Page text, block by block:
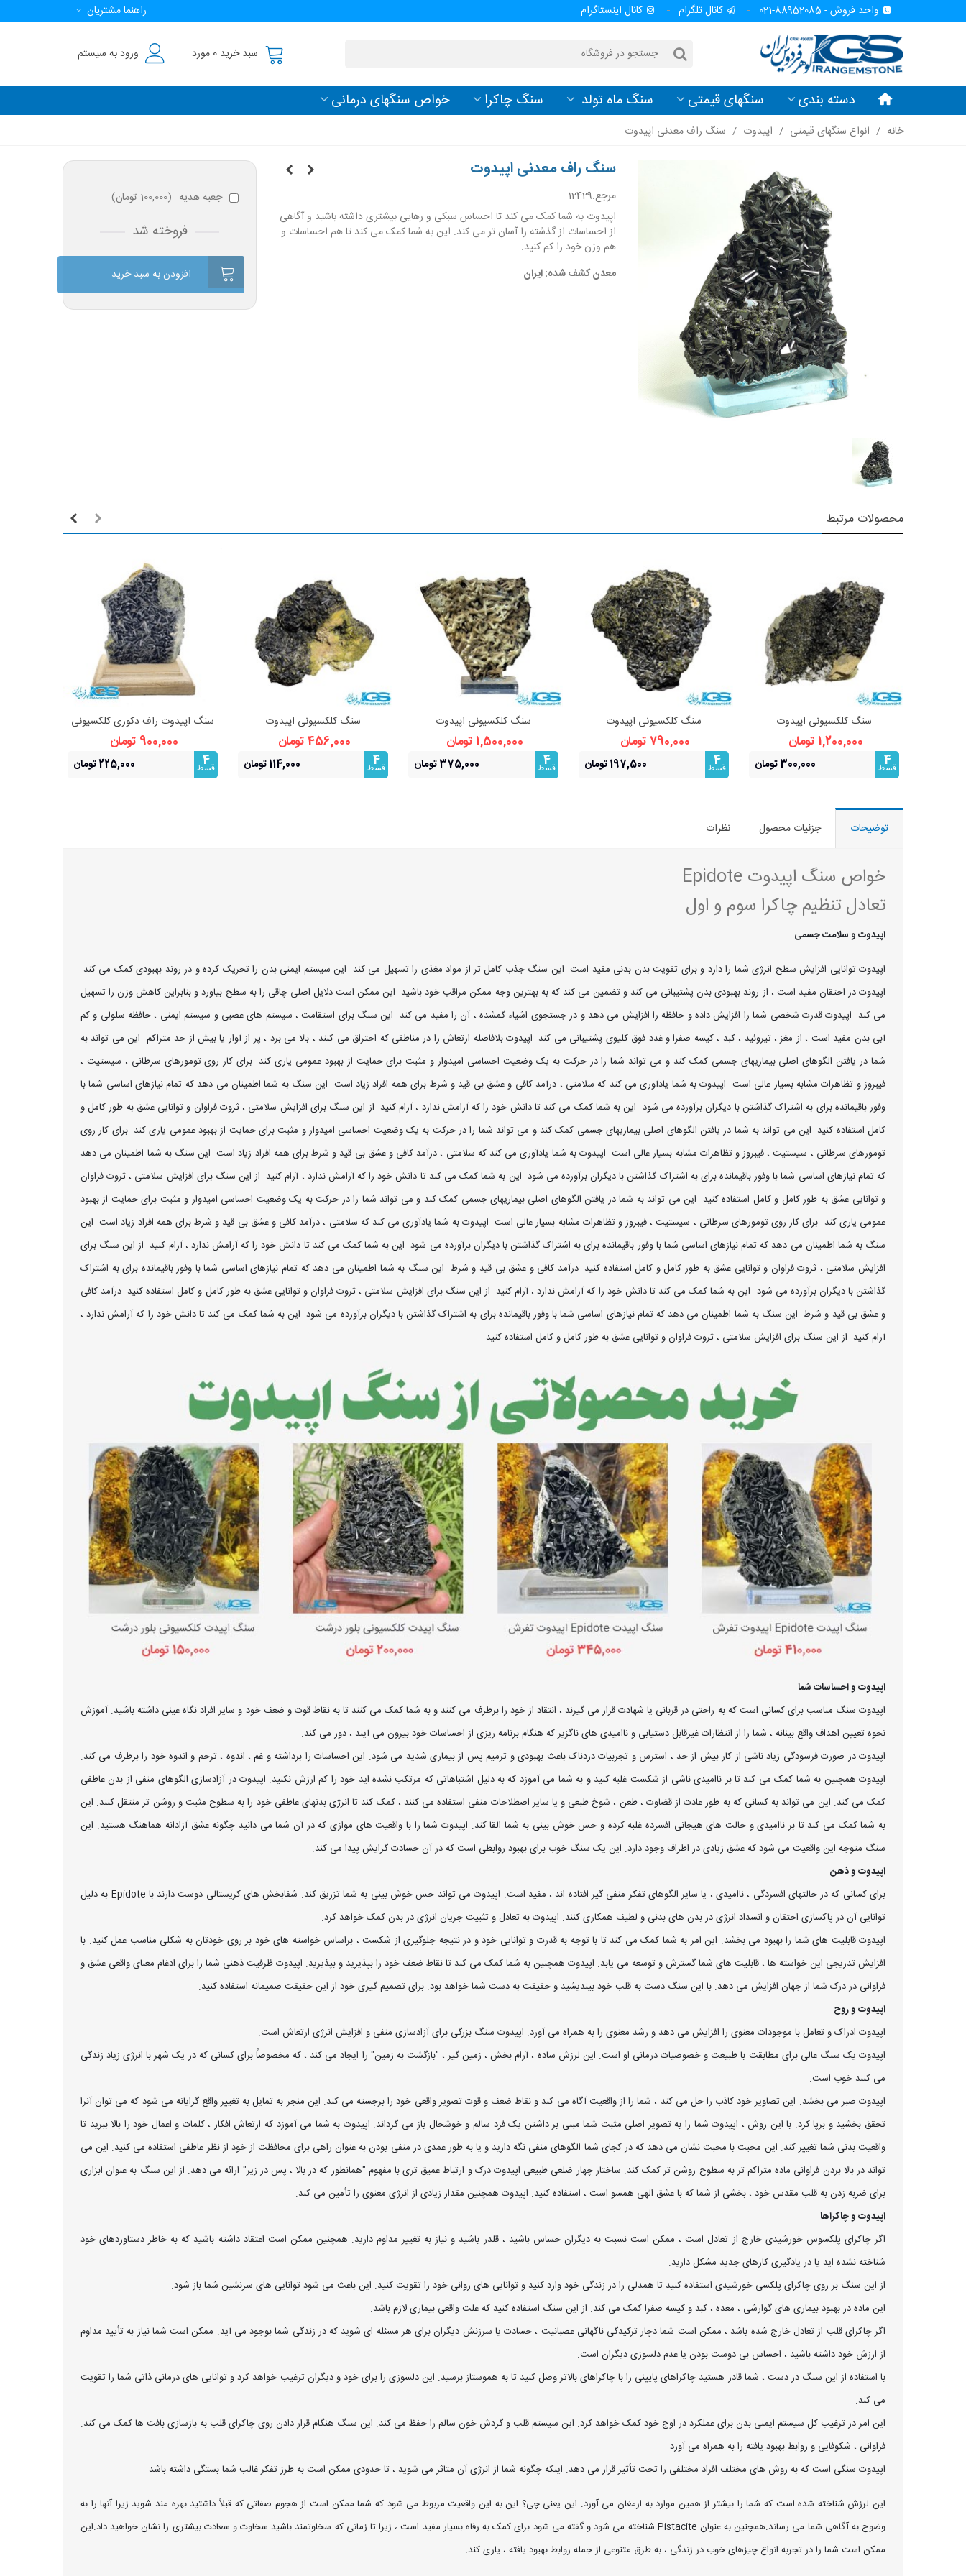
واحد فروش - 88952085-021 کانال تلگرام کانال اینستاگرام راهنما مشتریان
سبد خرید 0 مورد ورود به سیستم
دسته بندی سنگهای قیمتی سنگ ماه تولد سنگ چاکرا خواص سنگهای درمانی
خانه / انواع سنگهای قیمتی / اپیدوت / سنگ راف معدنی اپیدوت
سنگ راف معدنی اپیدوت
مرجع:12429
اپیدوت به شما کمک می کند تا احساس سبکی و رهایی بیشتری داشته باشید و آگاهی
از احساسات از گذشته را آسان تر می کند. این به شما کمک می کند تا هم احساسات و
هم وزن خود را کم کنید.
معدن کشف شده: ایران
جعبه هدیه (100,000 تومان )
فروخته شد
افزودن به سبد خرید
محصولات مرتبط
مشاهده بیشتر
سنگ کلکسیونی اپیدوت
1,200,000 تومان
4
قسط 300,000 تومان
مشاهده بیشتر
سنگ کلکسیونی اپیدوت
790,000 تومان
4
قسط 197,500 تومان
مشاهده بیشتر
سنگ کلکسیونی اپیدوت
1,500,000 تومان
4
قسط 375,000 تومان
مشاهده بیشتر
سنگ کلکسیونی اپیدوت
456,000 تومان
4
قسط 114,000 تومان
مشاهده بیشتر
سنگ اپیدوت راف دکوری کلکسیونی
900,000 تومان
4
قسط 225,000 تومان
توضیحات جزئیات محصول نظرات
خواص سنگ اپیدوت Epidote
تعادل تنظیم چاکرا سوم و اول
اپیدوت و سلامت جسمی
اپیدوت توانایی افزایش سطح انرژی شما را دارد و برای تقویت بدن بدنی مفید است. این سنگ جذب کامل تر از مواد مغذی را تسهیل می کند. این سیستم ایمنی بدن را تحریک کرده و در روند بهبودی کمک می کند.
اپیدوت در احتقان مفید است ، از روند بهبودی بدن پشتیبانی می کند و تضمین می کند که به بهترین وجه ممکن مراقب خود باشید. این ممکن است دلایل اصلی چاقی را به سطح بیاورد و بنابراین کاهش وزن را تسهیل
می کند. اپیدوت قدرت شخصی شما را افزایش داده و حافظه را افزایش می دهد و در جستجوی اشیاء گمشده ، آن را مفید می کند. این سنگ برای استقامت ، سیستم های عصبی و سیستم ایمنی ، حافظه سلولی و کم
آبی بدن مفید است ، از مغز ، تیروئید ، کبد ، کیسه صفرا و غدد فوق کلیوی پشتیبانی می کند. اپیدوت بلافاصله ارتعاش را در مناطقی که احتراق می کنند ، بالا می برد ، پر از آوار یا بیش از حد متراکم. این می تواند به
شما در یافتن الگوهای اصلی بیماریهای جسمی کمک کند و می تواند شما را در حرکت به یک وضعیت احساسی امیدوار و مثبت برای حمایت از بهبود عمومی یاری کند. برای کار روی تومورهای سرطانی ، سیستیت ،
فیبروز و تظاهرات مشابه بسیار عالی است. اپیدوت به شما یادآوری می کند که سلامتی ، درآمد کافی و عشق بی قید و شرط برای همه افراد زیاد است. این سنگ به شما اطمینان می دهد که تمام نیازهای اساسی شما با
وفور باقیمانده برای به اشتراک گذاشتن با دیگران برآورده می شود. این به شما کمک می کند تا دانش خود را که آرامش ندارد ، آرام کنید. از این سنگ برای افزایش سلامتی ، ثروت فراوان و توانایی عشق به طور کامل و
کامل استفاده کنید. این می تواند به شما در یافتن الگوهای اصلی بیماریهای جسمی کمک کند و می تواند شما را در حرکت به یک وضعیت احساسی امیدوار و مثبت برای حمایت از بهبود عمومی یاری کند. برای کار روی
تومورهای سرطانی ، سیستیت ، فیبروز و تظاهرات مشابه بسیار عالی است. اپیدوت به شما یادآوری می کند که سلامتی ، درآمد کافی و عشق بی قید و شرط برای همه افراد زیاد است. این سنگ به شما اطمینان می دهد
که تمام نیازهای اساسی شما با وفور باقیمانده برای به اشتراک گذاشتن با دیگران برآورده می شود. این به شما کمک می کند تا دانش خود را که آرامش ندارد ، آرام کنید. از این سنگ برای افزایش سلامتی ، ثروت فراوان
و توانایی عشق به طور کامل و کامل استفاده کنید. این می تواند به شما در یافتن الگوهای اصلی بیماریهای جسمی کمک کند و می تواند شما را در حرکت به یک وضعیت احساسی امیدوار و مثبت برای حمایت از بهبود
عمومی یاری کند. برای کار روی تومورهای سرطانی ، سیستیت ، فیبروز و تظاهرات مشابه بسیار عالی است. اپیدوت به شما یادآوری می کند که سلامتی ، درآمد کافی و عشق بی قید و شرط برای همه افراد زیاد است. این
سنگ به شما اطمینان می دهد که تمام نیازهای اساسی شما با وفور باقیمانده برای به اشتراک گذاشتن با دیگران برآورده می شود. این به شما کمک می کند تا دانش خود را که آرامش ندارد ، آرام کنید. از این سنگ برای
افزایش سلامتی ، ثروت فراوان و توانایی عشق به طور کامل و کامل استفاده کنید. درآمد کافی و عشق بی قید و شرط. این سنگ به شما اطمینان می دهد که تمام نیازهای اساسی شما با وفور باقیمانده برای به اشتراک
گذاشتن با دیگران برآورده می شود. این به شما کمک می کند تا دانش خود را که آرامش ندارد ، آرام کنید. از این سنگ برای افزایش سلامتی ، ثروت فراوان و توانایی عشق به طور کامل و کامل استفاده کنید. درآمد کافی
و عشق بی قید و شرط. این سنگ به شما اطمینان می دهد که تمام نیازهای اساسی شما با وفور باقیمانده برای به اشتراک گذاشتن با دیگران برآورده می شود. این به شما کمک می کند تا دانش خود را که آرامش ندارد ،
آرام کنید. از این سنگ برای افزایش سلامتی ، ثروت فراوان و توانایی عشق به طور کامل و کامل استفاده کنید.
اپیدوت و احساسات شما
اپیدوت سنگ مناسب برای کسانی است که به راحتی در قربانی یا شهادت قرار می گیرند ، انتقاد از خود را برطرف می کنند و به شما کمک می کنند تا به نقاط قوت و ضعف خود و سایر افراد نگاه عینی داشته باشید. آموزش
نحوه تعیین اهداف واقع بینانه ، شما را از انتظارات غیرقابل دستیابی و ناامیدی های ناگزیر که هنگام برنامه ریزی از احساسات خود بیرون می آیند ، دور می کند.
اپیدوت در صورت فرسودگی زیاد ناشی از کار بیش از حد ، استرس و تجربیات دردناک باعث بهبودی و ترمیم پس از بیماری شدید می شود. این احساسات را برداشته و غم ، اندوه ، ترحم و اندوه خود را برطرف می کند.
اپیدوت همچنین به شما کمک می کند تا بر ناامیدی ناشی از شکست غلبه کنید و به شما می آموزد که به دلیل اشتباهاتی که مرتکب نشده اید خود را کم ارزش نکنید. اپیدوت در آزادسازی الگوهای منفی از بدن عاطفی
کمک می کند. این می تواند به کسانی که به طور عادت از قضاوت ، طعن ، شوخ طبعی و یا سایر اصطلاحات منفی استفاده می کنند ، کمک کند تا انرژی بدنهای عاطفی خود را به سطوح مثبت و روشن تر منتقل کنند. این
به شما کمک می کند تا بر ناامیدی و حالت های هیجانی افسرده غلبه کرده و حس خوش بینی به شما القا کند. اپیدوت شما را با واقعیت های موازی که در آن شما می دانید چگونه عشق آزادانه هماهنگ هستید. این
سنگ متوجه این واقعیت می شود که عشق زیادی در اطراف وجود دارد. این یک سنگ خوب برای بهبود روابطی است که در آن حسادت گرایش پیدا می کند.
اپیدوت و ذهن
برای کسانی که در حالتهای افسردگی ، ناامیدی ، یا سایر الگوهای تفکر منفی گیر افتاده اند ، مفید است. اپیدوت می تواند حس خوش بینی به شما تزریق کند. شفابخش های کریستالی دوست دارند با Epidote به دلیل
توانایی آن در پاکسازی احتقان و انسداد انرژی در بدن های بدنی و لطیف همکاری کنند. اپیدوت به تعادل و تثبیت جریان انرژی در بدن کمک خواهد کرد.
اپیدوت قابلیت های شما را بهبود می بخشد. این امر به شما کمک می کند تا با توجه به قدرت و توانایی خود و در نتیجه جلوگیری از شکست ، براساس خواسته های خود بر روی خودتان به شکلی مناسب عمل کنید. با
افزایش تدریجی این خواسته ها ، قابلیت های شما گسترش و توسعه می یابد. اپیدوت همچنین به شما کمک می کند تا نقاط ضعف خود را بپذیرید و بپذیرید. اپیدوت ظرفیت ذهنی شما را برای ادغام معنای واقعی عشق و
فراوانی در درک شما از جهان افزایش می دهد. با این سنگ دست به قلب خود بیندیشید و حقیقت به دست شما خواهد بود. برای تصمیم گیری خود از این حقیقت صمیمانه استفاده کنید.
اپیدوت و روح
اپیدوت ادراک و تعامل با موجودات معنوی را افزایش می دهد و رشد معنوی را به همراه می آورد. اپیدوت سنگ بزرگی برای آزادسازی منفی و افزایش انرژی ارتعاش است.
اپیدوت یک سنگ عالی برای مطابقت با طبیعت و خصوصیات درمانی او است. این لرزش ساده ، آرام بخش ، زمین گیر ، "بازگشت به زمین" را ایجاد می کند ، که مخصوصاً برای کسانی که در یک شهر با انرژی زیاد زندگی
می کنند خوب است.
اپیدوت صبر می بخشد. این تصاویر خود کاذب را حل می کند ، شما را از واقعیت آگاه می کند و نقاط ضعف و قوت تصویر واقعی خود را برجسته می کند. این منجر به تمایل به تغییر واقع گرایانه می شود که می توان آنرا
تحقق بخشید و برپا کرد. با این روش ، اپیدوت شما را به تصویر اصلی مثبت شما مبنی بر داشتن یک فرد سالم و خوشحال باز می گرداند. اپیدوت به شما می آموزد که ارتعاش افکار ، کلمات و اعمال خود را بالا ببرید تا
واقعیت بدنی شما تغییر کند. این محبت با محبت نشان می دهد که در کجای شما الگوهای منفی نگه دارید و یا به طور عمدی در منفی بودن به عنوان راهی برای محافظت از خود از نظر عاطفی استفاده می کنید. این می
تواند در بالا بردن فراوانی ماده متراکم تر به سطوح روشن تر کمک کند. ساختار چهار ضلعی طبیعی اپیدوت درک و ارتباط عمیق تری با مفهوم "همانطور که در بالا ، پس در زیر" ارائه می دهد. از این سنگ به عنوان ابزاری
برای ضربه زدن به قلب مقدس خود ، بخشی از شما که با عشق الهی همسو است ، استفاده کنید. اپیدوت همچنین مقدار زیادی از انرژی معنوی را تأمین می کند.
اپیدوت و چاکراها
اگر چاکرای پلکسوس خورشیدی خارج از تعادل است ، ممکن است نسبت به دیگران حساس باشید ، قلدر باشید و نیاز به تغییر مداوم دارید. همچنین ممکن است اعتقاد داشته باشید که به خاطر دستاوردهای خود
شناخته نشده اید یا در یادگیری کارهای جدید مشکل دارید.
از این سنگ بر روی چاکرای پلکسی خورشیدی استفاده کنید تا همدلی را در زندگی خود وارد کنید و توانایی های روانی خود را تقویت کنید. این باعث می شود توانایی های سرنشین شما باز شود.
این ماده در بهبود بیماری های گوارشی ، معده ، کبد و کیسه صفرا کمک می کند. از این سنگ استفاده كنید كه علت واقعی بیماری لازم باشد.
اگر چاکرای قلب از تعادل خارج شده باشد ، ممکن است شما دچار ترکیدگی ناگهانی عصبانیت ، حسادت یا سرزنش دیگران برای هر مسئله ای شوید که در زندگی شما بوجود می آید. ممکن است شما نیاز به تأیید مداوم
از ارزش خود داشته باشید ، احساس بی دوست بودن یا عدم دلسوزی دیگران است.
با استفاده از این سنگ در دست ، شما قادر هستید چاکراهای پایینی را با چاکراهای بالاتر وصل کنید تا به هموستاز برسید. این دلسوزی را برای خود و دیگران ترغیب خواهد کرد و توانایی های درمانی ذاتی شما را تقویت
می کند.
این امر در ترغیب کل سیستم ایمنی بدن برای عملکرد در اوج خود کمک خواهد کرد. این سیستم قلب و گردش خون سالم را حفظ می کند. این سنگ هنگام قرار دادن روی چاکرای قلب به بازسازی بافت ها کمک می کند.
فراوانی ، شکوفایی و روابط بهبود یافته را به همراه می آورد
اپیدوت سنگی است که به روش های مختلف افراد مختلفی را تحت تأثیر قرار می دهد. اینکه چگونه شما از انرژی آن متاثر می شوید ، تا حدودی ممکن است به طرز تفکر غالب شما بستگی داشته باشد
این لرزش شناخته شده است که شما را بیشتر از همین موارد به ارمغان می آورد. این یعنی چی؟ این به این واقعیت مربوط می شود که شما ممکن است از هجوم صفاتی که قبلاً داشتید بهره مند شوید زیرا آنها را به
وضوح به آگاهی شما می رساند.همچنین به عنوان Pistacite شناخته می شود و گفته می شود برای کمک به رفاه بسیار مفید است ، زیرا تا زمانی که سخاوتمند باشید سخاوت و سعادت بیشتری را نشان خواهید داد.این
ممکن است شما را در تجربه انواع چیزهای خوب در زندگی ، به طرق متنوعی از جمله روابط بهبود یافته ، یاری کند.